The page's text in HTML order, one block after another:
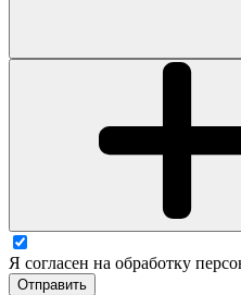
Я согласен на обработку
Отправить